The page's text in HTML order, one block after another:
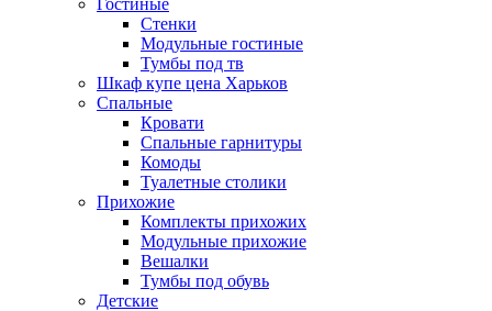
Стенки
Модульные гостиные
Тумбы под тв
Шкаф купе цена Харьков
Спальные
Кровати
Спальные гарнитуры
Комоды
Туалетные столики
Прихожие
Комплекты прихожих
Модульные прихожие
Вешалки
Тумбы под обувь
Детские